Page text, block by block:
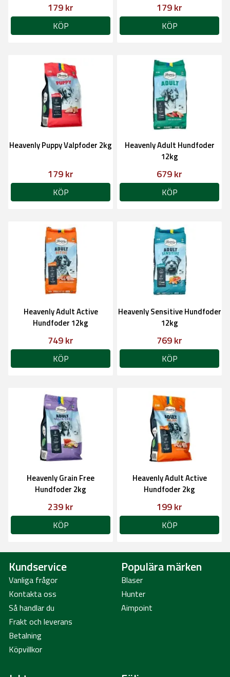
179 kr
KÖP
179 kr
KÖP
Heavenly Puppy Valpfoder 2kg
179 kr
KÖP
Heavenly Adult Hundfoder
12kg
679 kr
KÖP
Heavenly Adult Active
Hundfoder 12kg
749 kr
KÖP
Heavenly Sensitive Hundfoder
12kg
769 kr
KÖP
Heavenly Grain Free
Hundfoder 2kg
239 kr
KÖP
Heavenly Adult Active
Hundfoder 2kg
199 kr
KÖP
Kundservice
Vanliga frågor
Kontakta oss
Så handlar du
Frakt och leverans
Betalning
Köpvillkor
Populära märken
Blaser
Hunter
Aimpoint